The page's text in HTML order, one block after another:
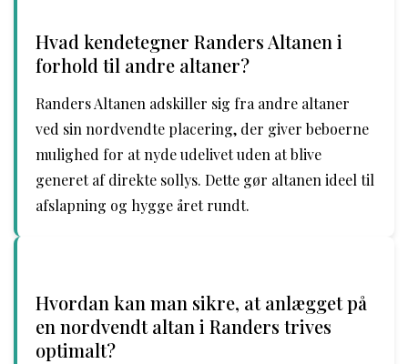
Hvad kendetegner Randers Altanen i
forhold til andre altaner?
Randers Altanen adskiller sig fra andre altaner
ved sin nordvendte placering, der giver beboerne
mulighed for at nyde udelivet uden at blive
generet af direkte sollys. Dette gør altanen ideel til
afslapning og hygge året rundt.
Hvordan kan man sikre, at anlægget på
en nordvendt altan i Randers trives
optimalt?